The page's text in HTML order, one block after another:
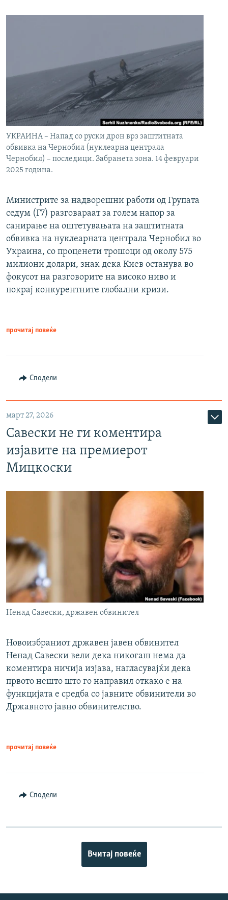
УКРАИНА – Напад со руски дрон врз заштитната
обвивка на Чернобил (нуклеарна централа
Чернобил) – последици. Забранета зона. 14 февруари
2025 година.
Министрите за надворешни работи од Групата
седум (Г7) разговараат за голем напор за
санирање на оштетувањата на заштитната
обвивка на нуклеарната централа Чернобил во
Украина, со проценети трошоци од околу 575
милиони долари, знак дека Киев останува во
фокусот на разговорите на високо ниво и
покрај конкурентните глобални кризи.
прочитај повеќе
Сподели
март 27, 2026
Савески не ги коментира
изјавите на премиерот
Мицкоски
Ненад Савески, државен обвинител
Новоизбраниот државен јавен обвинител
Ненад Савески вели дека никогаш нема да
коментира ничија изјава, нагласувајќи дека
првото нешто што го направил откако е на
функцијата е средба со јавните обвинители во
Државното јавно обвинителство.
прочитај повеќе
Сподели
Вчитај повеќе